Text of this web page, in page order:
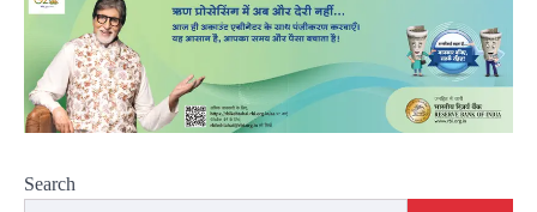
Search